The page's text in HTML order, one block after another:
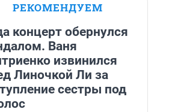
РЕКОМЕНДУЕМ
концерт обернулся
Ваня
извинился
Линочкой Ли за
сестры под